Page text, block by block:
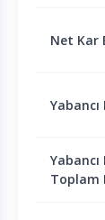
Net Kar
Toplam